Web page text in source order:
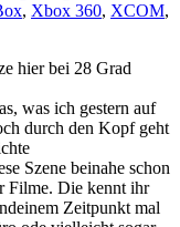
, Xbox 360, XCOM,
hier bei 28 Grad
was ich gestern auf
durch den Kopf geht
Szene beinahe schon
Filme. Die kennt ihr
Zeitpunkt mal